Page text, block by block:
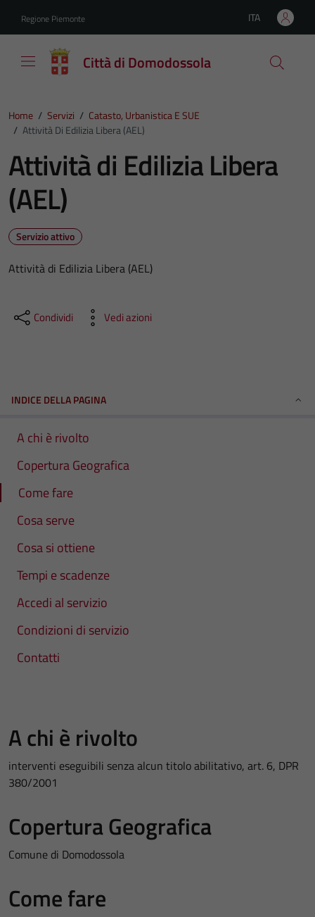
Regione Piemonte Lingua attiva:
ITA
Città di Domodossola
Home / Servizi / Catasto, Urbanistica E SUE
/ Attività Di Edilizia Libera (AEL)
Attività di Edilizia Libera
(AEL)
Servizio attivo
Attività di Edilizia Libera (AEL)
Condividi Vedi azioni
INDICE DELLA PAGINA
A chi è rivolto
Copertura Geografica
Come fare
Cosa serve
Cosa si ottiene
Tempi e scadenze
Accedi al servizio
Condizioni di servizio
Contatti
A chi è rivolto
interventi eseguibili senza alcun titolo abilitativo, art. 6, DPR
380/2001
Copertura Geografica
Comune di Domodossola
Come fare